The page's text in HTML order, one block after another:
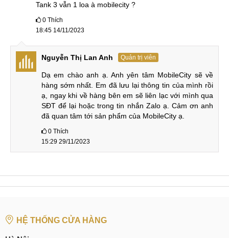
Camera
200 MP (góc rộng)
50 MP (góc siêu
rộng)
Camera
trước
4K, 1080p 1400p, 1080p
Camera trước của Unihertz TANK 3 cũng có thông số siêu
lớn với 50MP còn bản tiền nhiệm có camera selfie 32MP.
hơn nhiều so với 1440p của bản tiền nhiệm.
Tank 3 vẫn 1 loa à mobilecity ?
0 Thích
18:45 14/11/2023
Nguyễn Thị Lan Anh Quản trị viên
Dạ em chào anh ạ. Anh yên tâm MobileCity sẽ về
hàng sớm nhất. Em đã lưu lại thông tin của mình rồi
ạ, ngay khi về hàng bên em sẽ liên lạc với mình qua
SĐT để lại hoặc trong tin nhắn Zalo ạ. Cảm ơn anh
đã quan tâm tới sản phẩm của MobileCity ạ.
0 Thích
15:29 29/11/2023
HỆ THỐNG CỬA HÀNG